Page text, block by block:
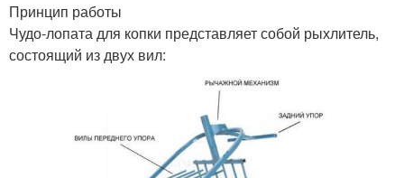
Принцип работы
Чудо-лопата для копки представляет собой рыхлитель,
состоящий из двух вил: